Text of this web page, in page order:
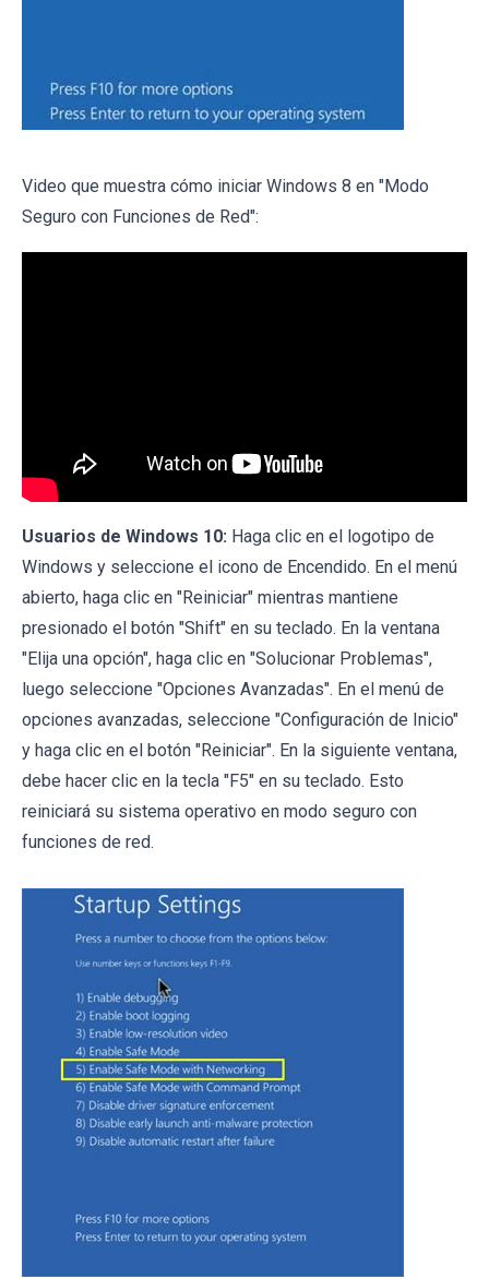
Video que muestra cómo iniciar Windows 8 en "Modo
Seguro con Funciones de Red":
Usuarios de Windows 10: Haga clic en el logotipo de
Windows y seleccione el icono de Encendido. En el menú
abierto, haga clic en "Reiniciar" mientras mantiene
presionado el botón "Shift" en su teclado. En la ventana
"Elija una opción", haga clic en "Solucionar Problemas",
luego seleccione "Opciones Avanzadas". En el menú de
opciones avanzadas, seleccione "Configuración de Inicio"
y haga clic en el botón "Reiniciar". En la siguiente ventana,
debe hacer clic en la tecla "F5" en su teclado. Esto
reiniciará su sistema operativo en modo seguro con
funciones de red.